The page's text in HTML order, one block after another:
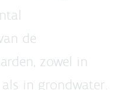
de
zowel in
in grondwater.